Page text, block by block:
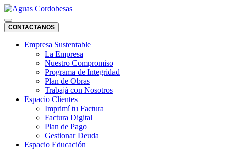
CONTACTANOS
Empresa Sustentable
La Empresa
Nuestro Compromiso
Programa de Integridad
Plan de Obras
Trabajá con Nosotros
Espacio Clientes
Imprimí tu Factura
Factura Digital
Plan de Pago
Gestionar Deuda
Espacio Educación